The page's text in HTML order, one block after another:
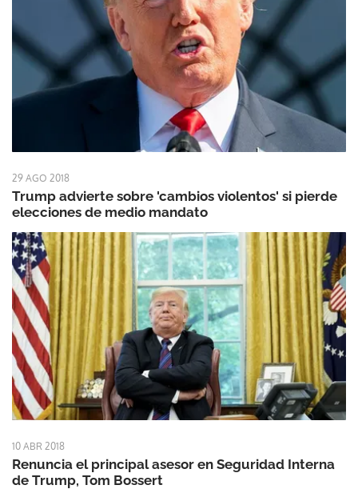
29 AGO 2018
Trump advierte sobre 'cambios violentos' si pierde
elecciones de medio mandato
10 ABR 2018
Renuncia el principal asesor en Seguridad Interna
de Trump, Tom Bossert